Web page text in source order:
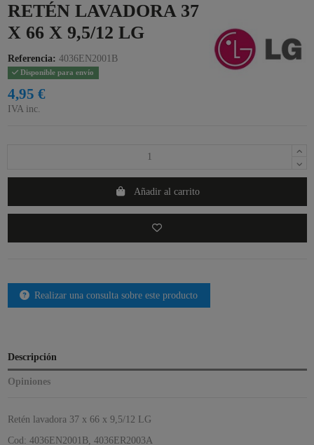
RETÉN LAVADORA 37
X 66 X 9,5/12 LG
Referencia: 4036EN2001B
Disponible para envío
4,95 €
IVA inc.
Añadir al carrito
Realizar una consulta sobre este producto
Descripción
Opiniones
Retén lavadora 37 x 66 x 9,5/12 LG
Cod: 4036EN2001B, 4036ER2003A